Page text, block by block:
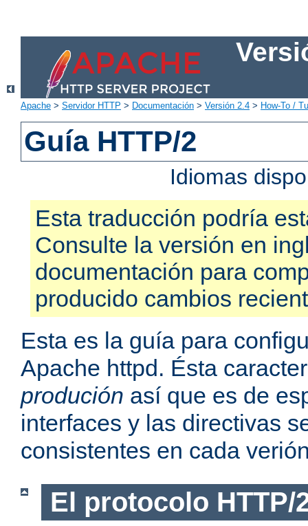
Apache > Servidor HTTP > Documentación > Versión 2.4 > How-To /
Guía HTTP/2
Idiomas
Esta traducción podría
Consulte la versión en
documentación para
producido cambios
Esta es la guía para
Apache httpd. Ésta
produción así que es de
interfaces y las directivas
consistentes en cada
El protocolo HTTP/